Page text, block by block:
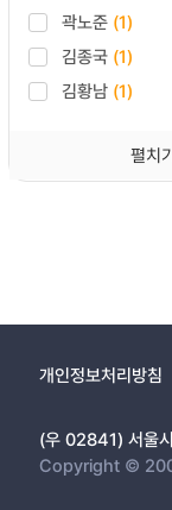
곽노준 (1)
김종국 (1)
김황남 (1)
펼치
개인정보처리방침
(우 02841) 서울
Copyright ©